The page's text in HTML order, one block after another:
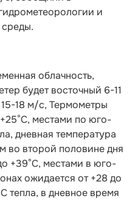
и
облачность,
будет восточный 6-11
18 м/с, Термометры
местами по юго-
дневная температура
во второй половине дня
+39°С, местами в юго-
ожидается от +28 до
тепла, в дневное время